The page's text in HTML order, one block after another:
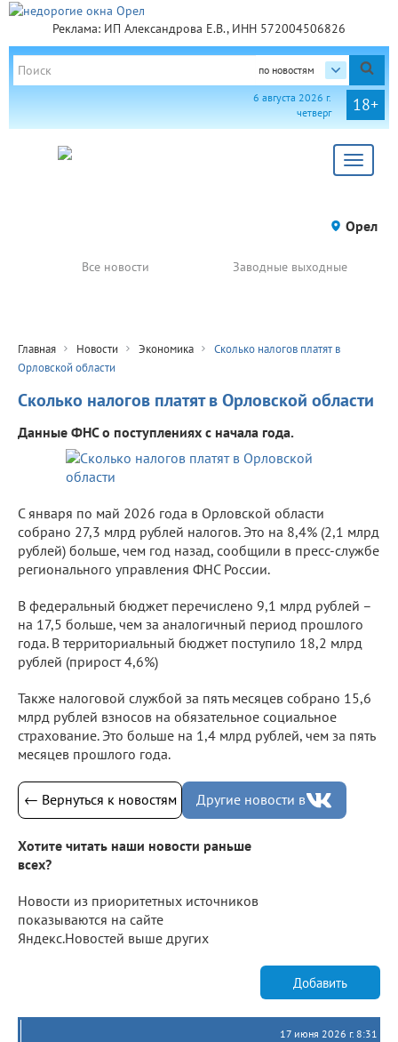
Реклама: ИП Александрова Е.В., ИНН 572004506826
по новостям
18+
6 августа 2026 г.
четверг
Toggle
Орел
Все новости Заводные выходные
Главная Новости Экономика
Сколько налогов платят в
Орловской области
Сколько налогов платят в Орловской области
Данные ФНС о поступлениях с начала года.
С января по май 2026 года в Орловской области
собрано 27,3 млрд рублей налогов. Это на 8,4% (2,1 млрд
рублей) больше, чем год назад, сообщили в пресс-службе
регионального управления ФНС России.
В федеральный бюджет перечислено 9,1 млрд рублей –
на 17,5 больше, чем за аналогичный период прошлого
года. В территориальный бюджет поступило 18,2 млрд
рублей (прирост 4,6%)
Также налоговой службой за пять месяцев собрано 15,6
млрд рублей взносов на обязательное социальное
страхование. Это больше на 1,4 млрд рублей, чем за пять
месяцев прошлого года.
← Вернуться к новостям Другие новости в
Хотите читать наши новости раньше
всех?
Новости из приоритетных источников
показываются на сайте
Яндекс.Новостей выше других
Добавить
17 июня 2026 г. 8:31